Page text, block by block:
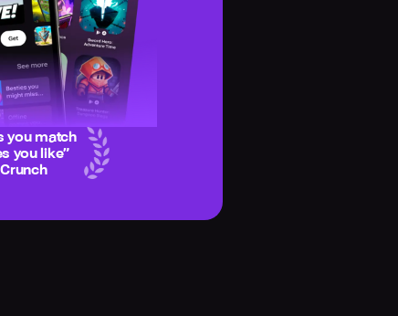
you match
you like”